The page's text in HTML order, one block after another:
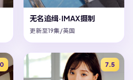
无名追缉·IMAX摄制
更新至19集/英国
7.5